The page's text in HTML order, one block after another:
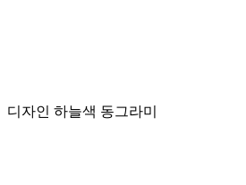
디자인 하늘색 동그라미